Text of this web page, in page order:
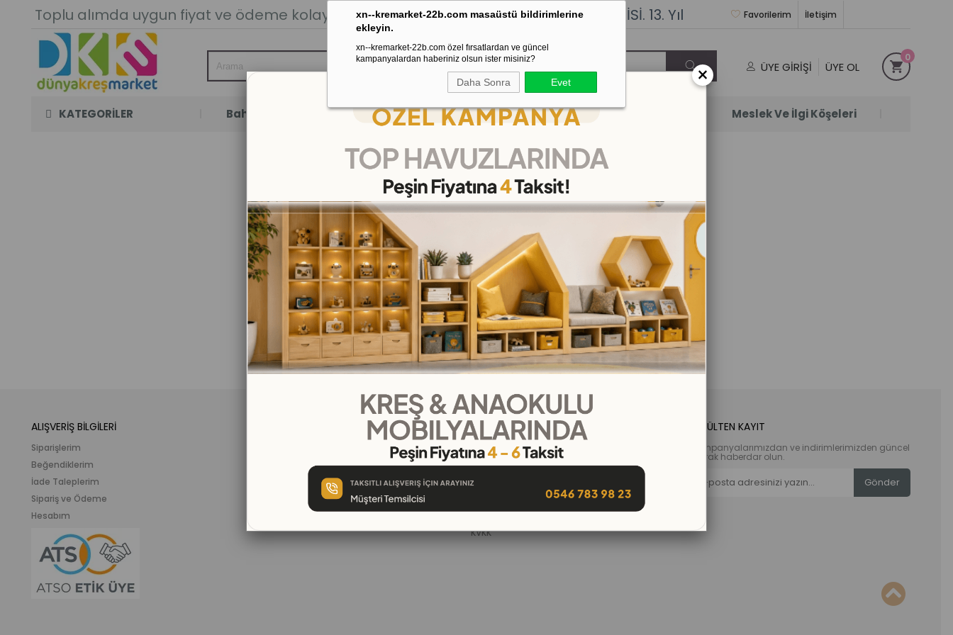
xn--kremarket-22b.com masaüstü bildirimlerine
ekleyin.
xn--kremarket-22b.com özel fırsatlardan ve güncel
kampanyalardan haberiniz olsun ister misiniz?
Daha Sonra Evet
Toplu alımda uygun fiyat ve ödeme kolaylığı. Stoktan Gönderim.% 100İADEGARANTİSİ. 13. Yıl İletişim
Favorilerim
ÜYE GIRIŞI ÜYE OL
0
KATEGORİLER Bahçe Oyun Odası Kaydırak Salıncak Tahterevalli Çok Satanlar Meslek Ve İlgi Köşeleri
ALIŞVERİŞ BİLGİLERİ
Siparişlerim
Beğendiklerim
İade Taleplerim
Sipariş ve Ödeme
Hesabım
Meslek ve İlgi Köşeleri
Eğitici Plastik Oyuncak
KURUMSAL
Hakkımızda
İletişim
Banka Hesap Numaraları
Gizlilik ve Güvenlik
Garanti ve İade
KVKK
E-BÜLTEN KAYIT
Kampanyalarımızdan ve indirimlerimizden güncel
olarak haberdar olun.
Gönder
×